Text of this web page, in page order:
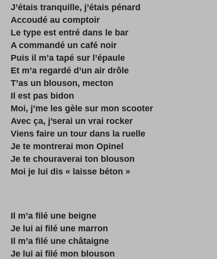
J’étais tranquille, j’étais pénard
Accoudé au comptoir
Le type est entré dans le bar
A commandé un café noir
Puis il m’a tapé sur l’épaule
Et m’a regardé d’un air drôle
T’as un blouson, mecton
Il est pas bidon
Moi, j’me les gèle sur mon scooter
Avec ça, j’serai un vrai rocker
Viens faire un tour dans la ruelle
Je te montrerai mon Opinel
Je te chouraverai ton blouson
Moi je lui dis « laisse béton »
Il m’a filé une beigne
Je lui ai filé une marron
Il m’a filé une châtaigne
Je lui ai filé mon blouson